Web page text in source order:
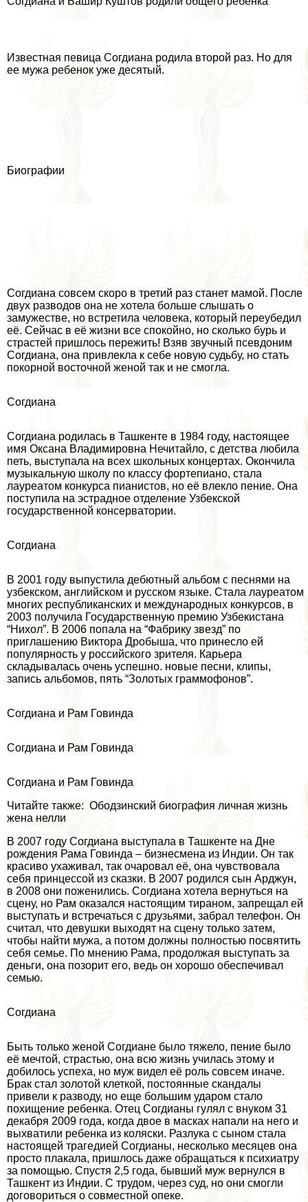
Известная певица Согдиана родила второй раз. Но для
ее мужа ребенок уже десятый.
Биографии
Согдиана совсем скоро в третий раз станет мамой. После
двух разводов она не хотела больше слышать о
замужестве, но встретила человека, который переубедил
её. Сейчас в её жизни все спокойно, но сколько бурь и
страстей пришлось пережить! Взяв звучный псевдоним
Согдиана, она привлекла к себе новую судьбу, но стать
покорной восточной женой так и не смогла.
Согдиана
Согдиана родилась в Ташкенте в 1984 году, настоящее
имя Оксана Владимировна Нечитайло, с детства любила
петь, выступала на всех школьных концертах. Окончила
музыкальную школу по классу фортепиано, стала
лауреатом конкурса пианистов, но её влекло пение. Она
поступила на эстрадное отделение Узбекской
государственной консерватории.
Согдиана
В 2001 году выпустила дебютный альбом с песнями на
узбекском, английском и русском языке. Стала лауреатом
многих республиканских и международных конкурсов, в
2003 получила Государственную премию Узбекистана
“Нихол”. В 2006 попала на “Фабрику звезд” по
приглашению Виктора Дробыша, что принесло ей
популярность у российского зрителя. Карьера
складывалась очень успешно. новые песни, клипы,
запись альбомов, пять “Золотых граммофонов”.
Согдиана и Рам Говинда
Согдиана и Рам Говинда
Согдиана и Рам Говинда
Читайте также: Ободзинский биография личная жизнь
жена нелли
В 2007 году Согдиана выступала в Ташкенте на Дне
рождения Рама Говинда – бизнесмена из Индии. Он так
красиво ухаживал, так очаровал её, она чувствовала
себя принцессой из сказки. В 2007 родился сын Арджун,
в 2008 они поженились. Согдиана хотела вернуться на
сцену, но Рам оказался настоящим тираном, запрещал ей
выступать и встречаться с друзьями, забрал телефон. Он
считал, что дeвyшки выходят на сцену только затем,
чтобы найти мужа, а потом должны полностью посвятить
себя семье. По мнению Рама, продолжая выступать за
деньги, она позорит его, ведь он хорошо обеспечивал
семью.
Согдиана
Быть только женой Согдиане было тяжело, пение было
её мечтой, страстью, она всю жизнь училась этому и
добилось успеха, но муж видел её роль совсем иначе.
Бpaк стал золотой клеткой, постоянные скандалы
привели к разводу, но еще большим ударом стало
похищение ребенка. Отец Согдианы гулял с внуком 31
декабря 2009 года, когда двое в масках напали на него и
выхватили ребенка из коляски. Разлука с сыном стала
настоящей трагедией Согдианы, несколько месяцев она
просто плакала, пришлось даже обращаться к психиатру
за помощью. Спустя 2,5 года, бывший муж вернулся в
Ташкент из Индии. С трудом, через суд, но они смогли
договориться о совместной опеке.